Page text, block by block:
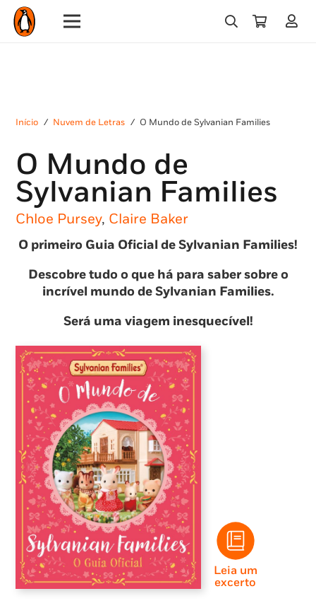
Início / Nuvem de Letras / O Mundo de Sylvanian Families
O Mundo de
Sylvanian Families
Chloe Pursey, Claire Baker
O primeiro Guia Oficial de Sylvanian Families!
Descobre tudo o que há para saber sobre o
incrível mundo de Sylvanian Families.
Será uma viagem inesquecível!
Leia um
excerto